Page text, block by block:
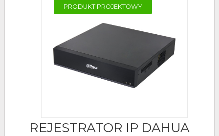
PRODUKT PROJEKTOWY
REJESTRATOR IP DAHUA